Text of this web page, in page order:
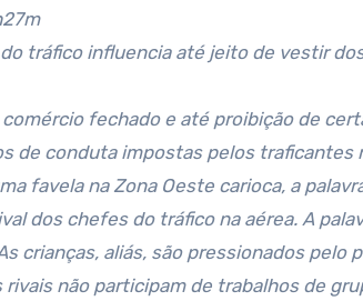
do tráfico influencia até jeito de vestir
de conduta impostas pelos traficantes
favela na Zona Oeste carioca, a
dos chefes do tráfico na aérea. A
crianças, aliás, são pressionados
não participam de trabalhos de